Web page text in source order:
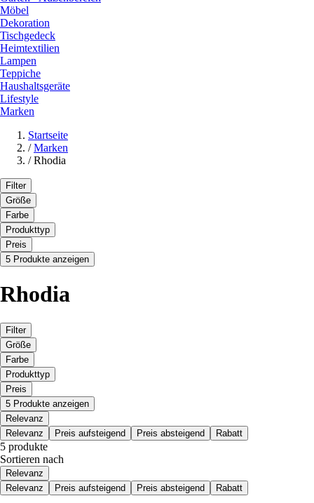
Möbel
Dekoration
Tischgedeck
Heimtextilien
Lampen
Teppiche
Haushaltsgeräte
Lifestyle
Marken
Startseite
/ Marken
/ Rhodia
Filter
Größe
Farbe
Produkttyp
Preis
5 Produkte anzeigen
Rhodia
Filter
Größe
Farbe
Produkttyp
Preis
5 Produkte anzeigen
Relevanz
Relevanz
Preis aufsteigend Preis absteigend Rabatt
5 produkte
Sortieren nach
Relevanz
Relevanz
Preis aufsteigend Preis absteigend Rabatt